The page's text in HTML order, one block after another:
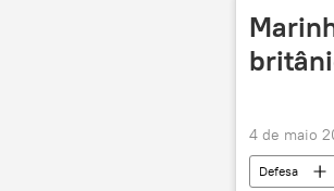
4 de maio
Defesa